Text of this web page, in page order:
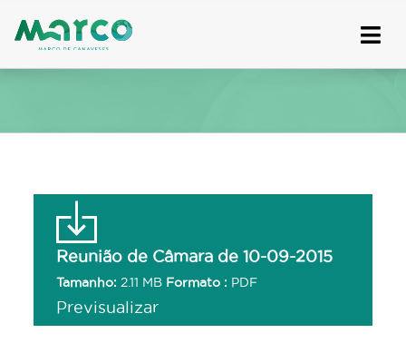
to
Reunião de Câmara de 10-09-2015
Tamanho: 2.11 MB Formato : PDF
Previsualizar